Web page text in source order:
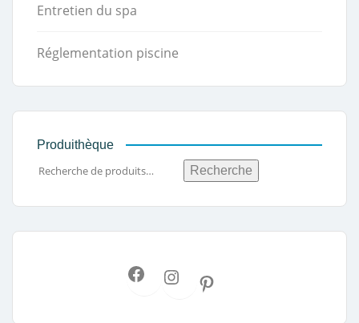
Entretien du spa
Réglementation piscine
Produithèque
Recherche